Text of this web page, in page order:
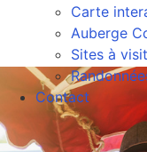
Carte
Auberge
Sites à
Contact